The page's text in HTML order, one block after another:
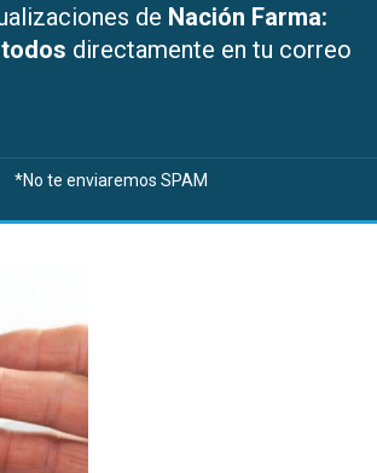
de Nación Farma:
directamente en tu correo
*No te enviaremos SPAM